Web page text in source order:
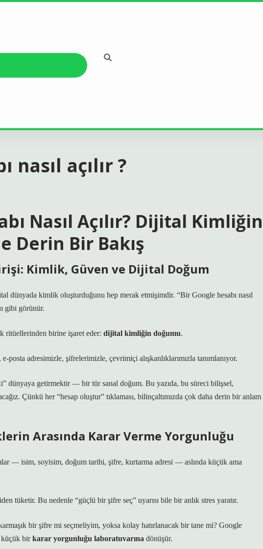
nasıl açılır ?
Nasıl Açılır? Dijital Kimliğin
Derin Bir Bakış
Kimlik, Güven ve Dijital Doğum
dünyada kimlik oluşturduğunu hep merak etmişimdir. “Bir Google hesabı nasıl
gibi görünür.
ritüellerinden birine işaret eder: dijital kimliğin doğumu.
adresimizle, şifrelerimizle, çevrimiçi alışkanlıklarımızla tanımlanıyor.
dünyaya getirmektir — bir tür sanal doğum. Bu yazıda, bu süreci bilişsel,
Çünkü her “hesap oluştur” tıklaması, bilinçaltımızda çok daha derin bir anlam
Arasında Karar Verme Yorgunluğu
— isim, soyisim, doğum tarihi, şifre, kurtarma adresi — aslında küçük ama
tüketir. Bu nedenle “güçlü bir şifre seç” uyarısı bile bir anlık stres yaratır.
bir şifre mi seçmeliyim, yoksa kolay hatırlanacak bir tane mi? Google
küçük birkarar yorgunluğu laboratuvarına dönüşür.